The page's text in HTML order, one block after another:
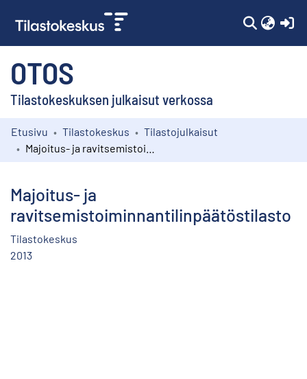
OTOS
Tilastokeskuksen julkaisut verkossa
Kokoelmat
Etusivu Tilastokeskus
Tilastojulkaisut
Majoitus- ja
ravitsemistoiminnantilinpäätöstilasto
Tilastokeskus
2013